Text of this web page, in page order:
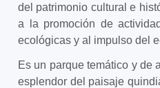
del patrimonio cultural e
a la promoción de
ecológicas y al impulso del
Es un parque temático y de
esplendor del paisaje